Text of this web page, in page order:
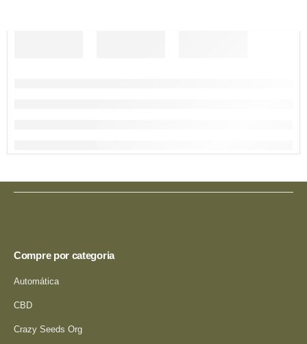
Compre por categoria
Automática
CBD
Crazy Seeds Org